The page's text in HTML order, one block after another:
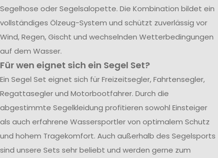
Segelhose oder Segelsalopette. Die Kombination bildet ein
vollständiges Ölzeug-System und schützt zuverlässig vor
Wind, Regen, Gischt und wechselnden Wetterbedingungen
auf dem Wasser.
Für wen eignet sich ein Segel Set?
Ein Segel Set eignet sich für Freizeitsegler, Fahrtensegler,
Regattasegler und Motorbootfahrer. Durch die
abgestimmte Segelkleidung profitieren sowohl Einsteiger
als auch erfahrene Wassersportler von optimalem Schutz
und hohem Tragekomfort. Auch außerhalb des Segelsports
sind unsere Sets sehr beliebt und werden gerne zum